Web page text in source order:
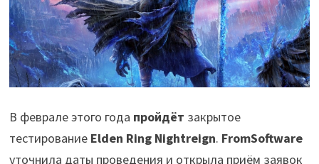
В феврале этого года пройдёт закрытое
тестирование Elden Ring Nightreign. FromSoftware
уточнила даты проведения и открыла приём заявок